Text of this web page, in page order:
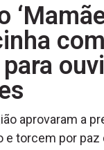
com
aprovaram a
e torcem por paz